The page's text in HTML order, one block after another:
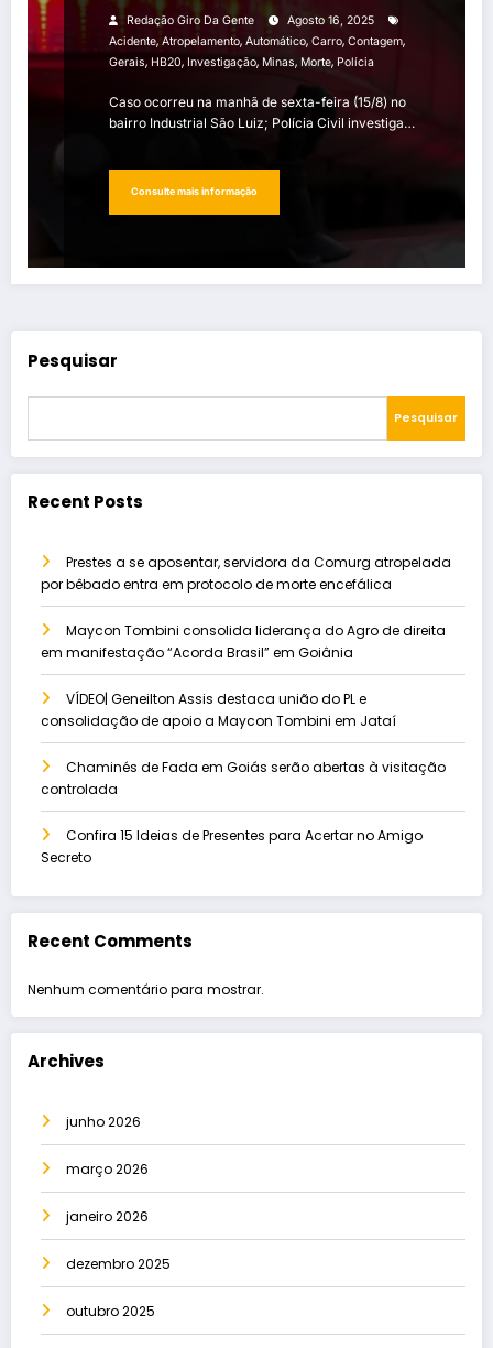
automático
Redação Giro Da Gente
Agosto 16, 2025
Acidente, Atropelamento, Automático, Carro, Contagem,
Gerais, HB20, Investigação, Minas, Morte, Polícia
Caso ocorreu na manhã de sexta-feira (15/8) no
bairro Industrial São Luiz; Polícia Civil investiga…
Consulte mais informação
Pesquisar
Pesquisar
Recent Posts
Prestes a se aposentar, servidora da Comurg atropelada
por bêbado entra em protocolo de morte encefálica
Maycon Tombini consolida liderança do Agro de direita
em manifestação “Acorda Brasil” em Goiânia
VÍDEO| Geneilton Assis destaca união do PL e
consolidação de apoio a Maycon Tombini em Jataí
Chaminés de Fada em Goiás serão abertas à visitação
controlada
Confira 15 Ideias de Presentes para Acertar no Amigo
Secreto
Recent Comments
Nenhum comentário para mostrar.
Archives
junho 2026
março 2026
janeiro 2026
dezembro 2025
outubro 2025